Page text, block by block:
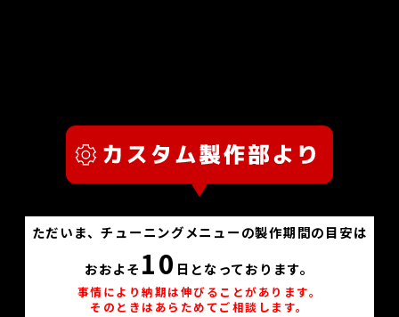
ただいま、チューニングメニューの製作期間の目安は
おおよそ 10 日となっております。
事情により納期は伸びることがあります。
そのときはあらためてご相談します。